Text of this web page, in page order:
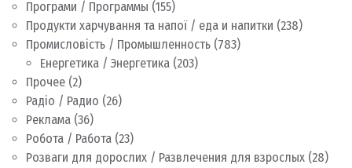
Програми / Программы (155)
Продукти харчування та напої / еда и напитки (238)
Промисловість / Промышленность (783)
Енергетика / Энергетика (203)
Прочее (2)
Радіо / Радио (26)
Реклама (36)
Робота / Работа (23)
Розваги для дорослих / Развлечения для взрослых (28)